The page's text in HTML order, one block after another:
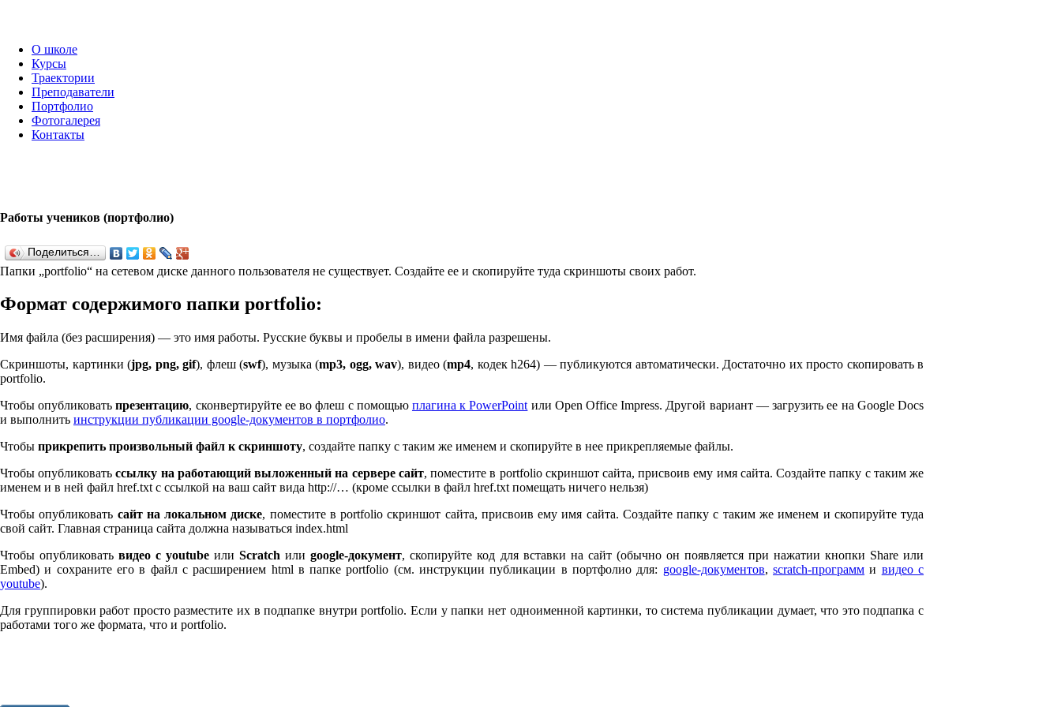
О школе
Курсы
Траектории
Преподаватели
Портфолио
Фотогалерея
Контакты
Работы учеников (портфолио)
Поделиться…
Папки „port­fo­lio“ на сетевом диске данного пользователя не существует. Создайте ее и скопируйте туда скриншоты своих работ.
Формат содержимого папки port­fo­lio:
Имя файла (без расширения) — это имя работы. Русские буквы и пробелы в имени файла разрешены.
Скриншоты, картинки (jpg, png, gif), флеш (swf), музыка (mp3, ogg, wav), видео (mp4, кодек h264) — публикуются автоматически. Достаточно их просто скопировать в
port­fo­lio.
Чтобы опубликоватьпрезентацию, сконвертируйте ее во флеш с помощью плагина к Pow­er­Point или Open Office Impress. Другой вариант — загрузить ее на Google Docs
и выполнить инструкции публикации google-документов в портфолио.
Чтобы прикрепить произвольный файл к скриншоту, создайте папку с таким же именем и скопируйте в нее прикрепляемые файлы.
Чтобы опубликоватьссылку на работающий выложенный на сервере сайт, поместите в port­fo­lio скриншот сайта, присвоив ему имя сайта. Создайте папку с таким же
именем и в ней файл href.txt с ссылкой на ваш сайт вида http://… (кроме ссылки в файл href.txt помещать ничего нельзя)
Чтобы опубликовать сайт на локальном диске, поместите в port­fo­lio скриншот сайта, присвоив ему имя сайта. Создайте папку с таким же именем и скопируйте туда
свой сайт. Главная страница сайта должна называться index.html
Чтобы опубликоватьвидео с youtube илиScratch илиgoogle-документ, скопируйте код для вставки на сайт (обычно он появляется при нажатии кнопки Share или
Embed) и сохраните его в файл с расширением html в папке port­fo­lio (см. инструкции публикации в портфолио для: google-документов,scratch-программ и видео с
youtube).
Для группировки работ просто разместите их в подпапке внутри port­fo­lio. Если у папки нет одноименной картинки, то система публикации думает, что это подпапка с
работами того же формата, что и port­fo­lio.